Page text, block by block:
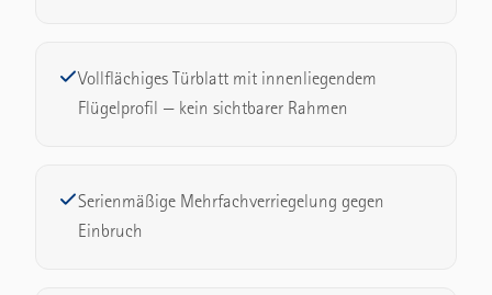
Vollflächiges Türblatt mit innenliegendem
Flügelprofil — kein sichtbarer Rahmen
Serienmäßige Mehrfachverriegelung gegen
Einbruch